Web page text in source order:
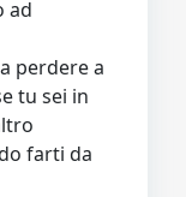
ad
perdere a
tu sei in
farti da